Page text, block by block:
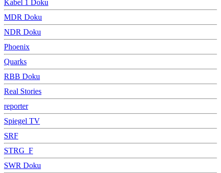
Kabel 1 Doku
MDR Doku
NDR Doku
Phoenix
Quarks
RBB Doku
Real Stories
reporter
Spiegel TV
SRF
STRG_F
SWR Doku